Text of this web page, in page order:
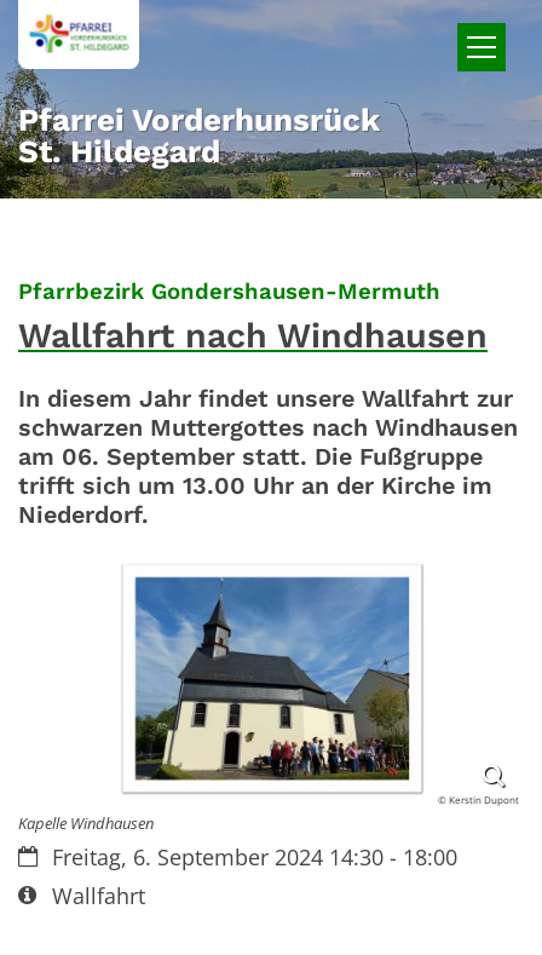
Zum Inhalt springen
Pfarrei Vorderhunsrück
St. Hildegard
Pfarrbezirk Gondershausen-Mermuth
Wallfahrt nach Windhausen
In diesem Jahr findet unsere Wallfahrt zur
schwarzen Muttergottes nach Windhausen
am 06. September statt. Die Fußgruppe
trifft sich um 13.00 Uhr an der Kirche im
Niederdorf.
© Kerstin Dupont
Kapelle Windhausen
Datum:Freitag, 6. September 2024 14:30 - 18:00
Art bzw. Nummer:
Wallfahrt